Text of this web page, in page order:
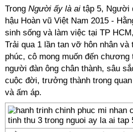
Trong Người ấy là ai tập 5, Người
hậu Hoàn vũ Việt Nam 2015 -
sinh sống và làm việc tại TP
Trải qua 1 lần tan vỡ hôn nhân và
phúc, cô mong muốn đến
người đàn ông chân thành, sâu
cuộc đời, trưởng thành trong
và ấm áp.